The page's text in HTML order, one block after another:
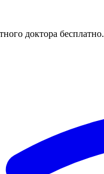
доктора бесплатно.